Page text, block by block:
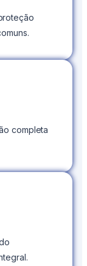
completa